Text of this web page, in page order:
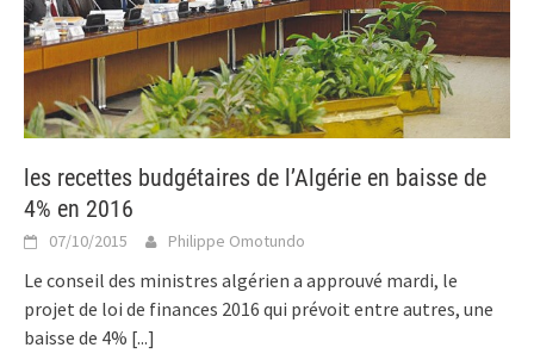
les recettes budgétaires de l’Algérie en baisse de
4% en 2016
07/10/2015 Philippe Omotundo
Le conseil des ministres algérien a approuvé mardi, le
projet de loi de finances 2016 qui prévoit entre autres, une
baisse de 4% [...]